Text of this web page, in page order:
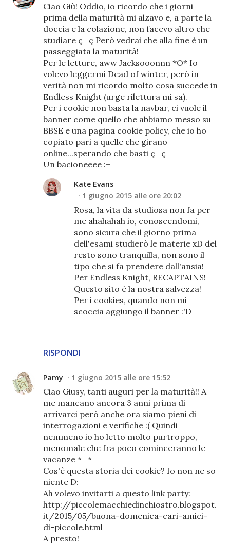
Ciao Giù! Oddio, io ricordo che i giorni
prima della maturità mi alzavo e, a parte la
doccia e la colazione, non facevo altro che
studiare ç_ç Però vedrai che alla fine è un
passeggiata la maturità!
Per le letture, aww Jacksooonnn *O* Io
volevo leggermi Dead of winter, però in
verità non mi ricordo molto cosa succede in
Endless Knight (urge rilettura mi sa).
Per i cookie non basta la navbar, ci vuole il
banner come quello che abbiamo messo su
BBSE e una pagina cookie policy, che io ho
copiato pari a quelle che girano
online...sperando che basti ç_ç
Un bacioneeee :+
RISPONDI
Kate Evans
1 giugno 2015 alle ore 20:02
Rosa, la vita da studiosa non fa per
me ahahahah io, conoscendomi,
sono sicura che il giorno prima
dell'esami studierò le materie xD del
resto sono tranquilla, non sono il
tipo che si fa prendere dall'ansia!
Per Endless Knight, RECAPTAINS!
Questo sito è la nostra salvezza!
Per i cookies, quando non mi
scoccia aggiungo il banner :'D
Pamy 1 giugno 2015 alle ore 15:52
Ciao Giusy, tanti auguri per la maturità!! A
me mancano ancora 3 anni prima di
arrivarci però anche ora siamo pieni di
interrogazioni e verifiche :( Quindi
nemmeno io ho letto molto purtroppo,
menomale che fra poco cominceranno le
vacanze *_*
Cos'è questa storia dei cookie? Io non ne so
niente D:
Ah volevo invitarti a questo link party:
http://piccolemacchiedinchiostro.blogspot.
it/2015/05/buona-domenica-cari-amici-
di-piccole.html
A presto!